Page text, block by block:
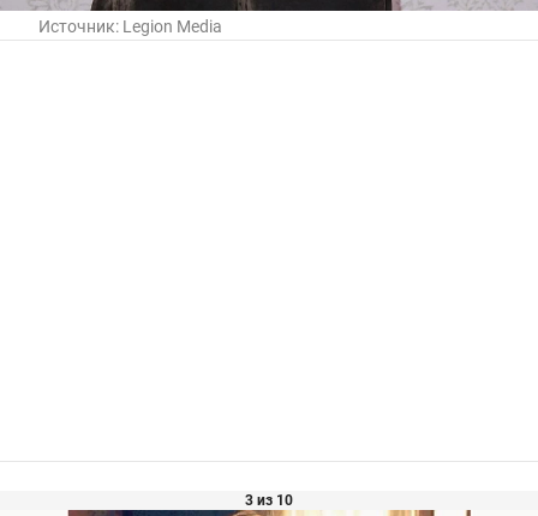
Источник: Legion Media
3 из 10